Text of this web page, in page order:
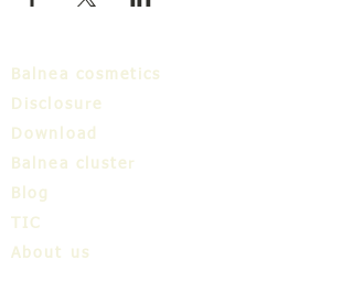
Balnea cosmetics
Disclosure
Download
Balnea cluster
Blog
TIC
About us